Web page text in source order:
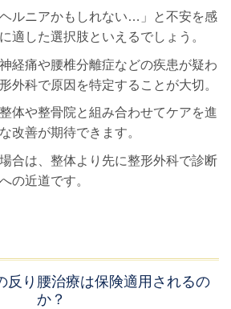
ヘルニアかもしれない…」と不安を感
適した選択肢といえるでしょう。
経痛や腰椎分離症などの疾患が疑わ
外科で原因を特定することが大切。
体や整骨院と組み合わせてケアを進
改善が期待できます。
合は、整体より先に整形外科で診断
の近道です。
反り腰治療は保険適用されるの
か？